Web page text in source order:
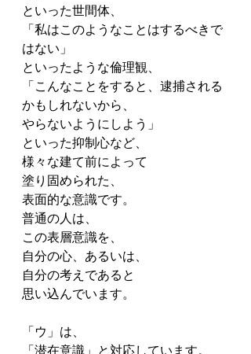
といった世間体、
「私はこのようなことはするべきで
はない」
といったような倫理観、
「こんなことをすると、逮捕される
かもしれないから、
やらないようにしよう」
といった抑制心など、
様々な建て前によって
塗り固められた、
表面的な意識です。
普通の人は、
この表層意識を、
自分の心、あるいは、
自分の考えであると
思い込んでいます。
「ウ」は、
「潜在意識」と対応しています。